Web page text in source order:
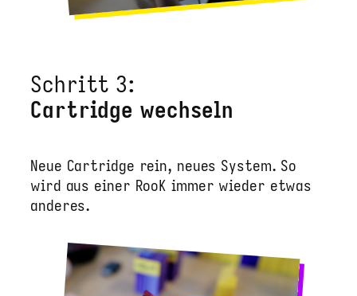
Schritt 3:
Cartridge wechseln
Neue Cartridge rein, neues System. So
wird aus einer RooK immer wieder etwas
anderes.